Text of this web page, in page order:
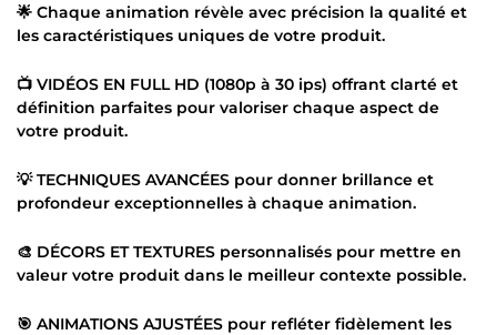
🌟 Chaque animation révèle avec précision la qualité et
les caractéristiques uniques de votre produit.
📺 VIDÉOS EN FULL HD (1080p à 30 ips) offrant clarté et
définition parfaites pour valoriser chaque aspect de
votre produit.
💡 TECHNIQUES AVANCÉES pour donner brillance et
profondeur exceptionnelles à chaque animation.
🎨 DÉCORS ET TEXTURES personnalisés pour mettre en
valeur votre produit dans le meilleur contexte possible.
🎯 ANIMATIONS AJUSTÉES pour refléter fidèlement les